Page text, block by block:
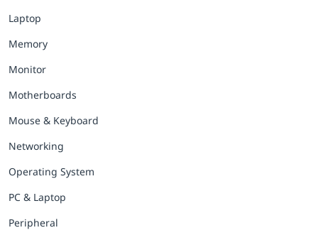
Laptop
Memory
Monitor
Motherboards
Mouse & Keyboard
Networking
Operating System
PC & Laptop
Peripheral